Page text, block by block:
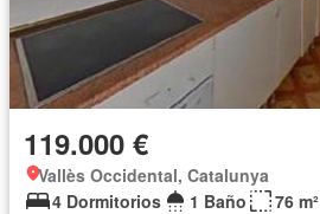
119.000 €
Vallès Occidental, Catalunya
4 Dormitorios
1 Baño 76 m²